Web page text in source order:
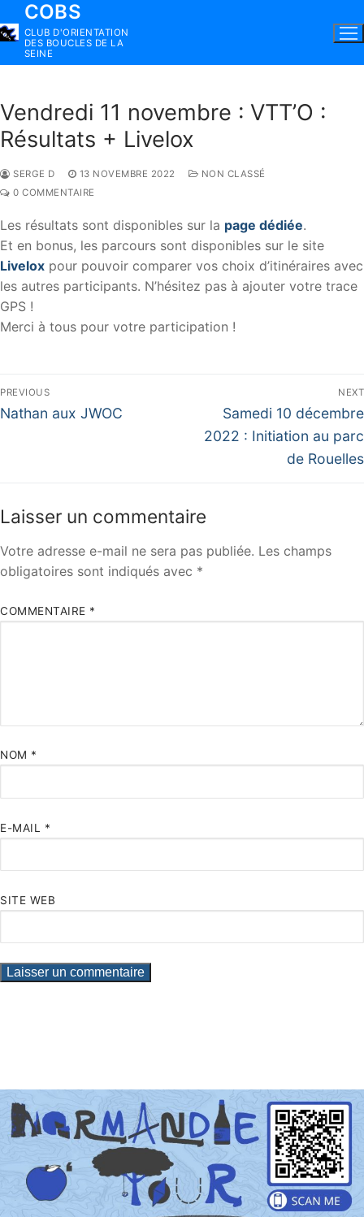
Aller
au
contenu
COBS
CLUB D'ORIENTATION
DES BOUCLES DE LA
SEINE
Vendredi 11 novembre : VTT’O :
Résultats + Livelox
SERGE D 13 NOVEMBRE 2022
NON CLASSÉ
0 COMMENTAIRE
Les résultats sont disponibles sur la page dédiée.
Et en bonus, les parcours sont disponibles sur le site
Livelox pour pouvoir comparer vos choix d’itinéraires avec
les autres participants. N’hésitez pas à ajouter votre trace
GPS !
Merci à tous pour votre participation !
Navigation
de
PREVIOUS
Previous
Nathan aux JWOC
NEXT
Next
post:
Samedi 10 décembre
2022 : Initiation au parc
de Rouelles
Laisser un commentaire
Votre adresse e-mail ne sera pas publiée. Les champs
obligatoires sont indiqués avec *
COMMENTAIRE *
NOM *
E-MAIL *
SITE WEB